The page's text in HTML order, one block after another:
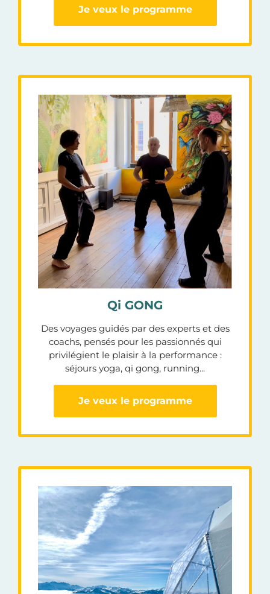
Je veux le programme
Qi GONG
Des voyages guidés par des experts et des
coachs, pensés pour les passionnés qui
privilégient le plaisir à la performance :
séjours yoga, qi gong, running...
Je veux le programme